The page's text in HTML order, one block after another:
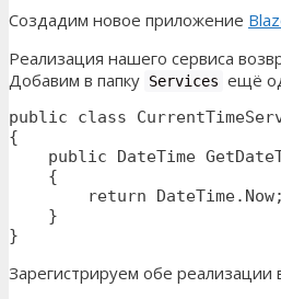
Создадим новое приложение
Реализация нашего сервиса
Добавим в папку Services ещё
public class
{
public DateTime
    {
        return DateTime.Now;
    }
}
Зарегистрируем обе реализации